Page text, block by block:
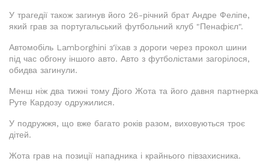
У трагедії також загинув його 26-річний брат Андре Феліпе,
який грав за португальський футбольний клуб "Пенафієл".
Автомобіль Lamborghini з'їхав з дороги через прокол шини
під час обгону іншого авто. Авто з футболістами загорілося,
обидва загинули.
Менш ніж два тижні тому Діого Жота та його давня партнерка
Руте Кардозу одружилися.
У подружжя, що вже багато років разом, виховуються троє
дітей.
Жота грав на позиції нападника і крайнього півзахисника.